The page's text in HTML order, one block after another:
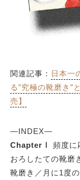
関連記事： 日本一
る”究極の靴磨き”
売】
―INDEX―
ChapterⅠ
頻度に
おろしたての靴磨
靴磨き／月に1度